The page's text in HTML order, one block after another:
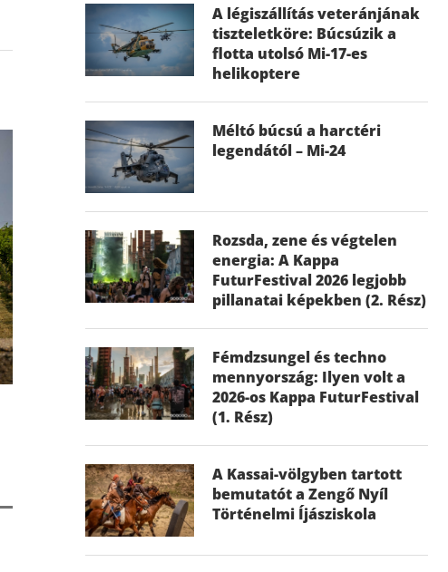
A légiszállítás veteránjának
tiszteletköre: Búcsúzik a
flotta utolsó Mi-17-es
helikoptere
Méltó búcsú a harctéri
legendától – Mi-24
Rozsda, zene és végtelen
energia: A Kappa
FuturFestival 2026 legjobb
pillanatai képekben (2. Rész)
Fémdzsungel és techno
mennyország: Ilyen volt a
2026-os Kappa FuturFestival
(1. Rész)
A Kassai-völgyben tartott
bemutatót a Zengő Nyíl
Történelmi Íjásziskola